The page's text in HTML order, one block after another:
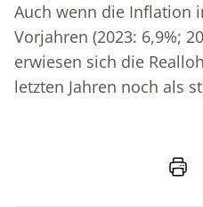
Auch wenn die Inflation
Vorjahren (2023: 6,9%;
erwiesen sich die
letzten Jahren noch als